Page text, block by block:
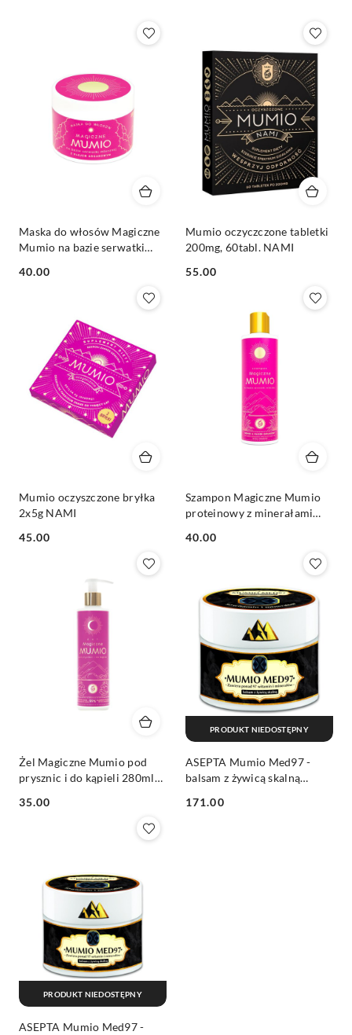
Maska do włosów Magiczne
Mumio na bazie serwatki
arganowym 200ml NAMI
Cena:
40.00
Mumio oczyczczone tabletki
200mg, 60tabl. NAMI
Cena:
55.00
Mumio oczyszczone bryłka
2x5g NAMI
Cena:
45.00
Szampon Magiczne Mumio
proteinowy z minerałami
Cena:
40.00
Żel Magiczne Mumio pod
prysznic i do kąpieli 280ml
Cena:
35.00
ASEPTA Mumio Med97 -
balsam z żywicą skalną
Cena:
171.00
PRODUKT NIEDOSTĘPNY
ASEPTA Mumio Med97 -
PRODUKT NIEDOSTĘPNY